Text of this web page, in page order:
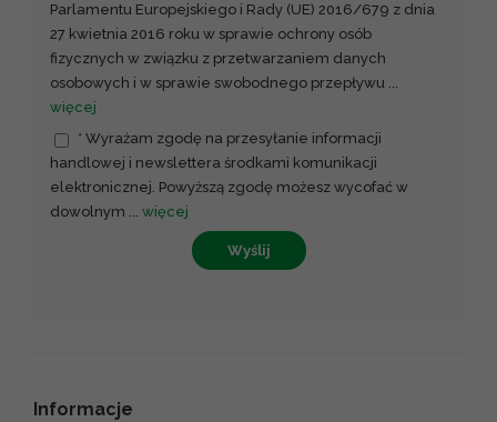
Parlamentu Europejskiego i Rady (UE) 2016/679 z dnia
27 kwietnia 2016 roku w sprawie ochrony osób
fizycznych w związku z przetwarzaniem danych
osobowych i w sprawie swobodnego przepływu ...
więcej
* Wyrażam zgodę na przesyłanie informacji
handlowej i newslettera środkami komunikacji
elektronicznej. Powyższą zgodę możesz wycofać w
dowolnym ... więcej
Wyślij
Informacje